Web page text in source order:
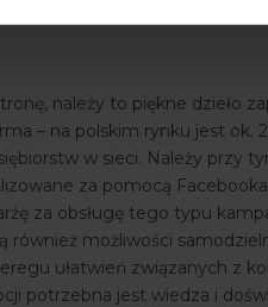
Google, tak aby zwiększyć
należy to piękne dzieło
– na polskim rynku jest ok.
w sieci. Należy przy
za pomocą
za obsługę tego typu
również możliwości
ułatwień związanych z
potrzebna jest wiedza i